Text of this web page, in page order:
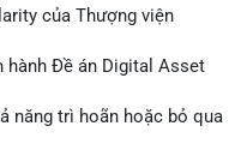
thể được dùng để đặt
dõi thêm các giao dịch
để xác định rõ xu hướng.
trên một giao dịch đơn lẻ,
của Thượng viện
hành Đề án Digital Asset
năng trì hoãn hoặc bỏ qua